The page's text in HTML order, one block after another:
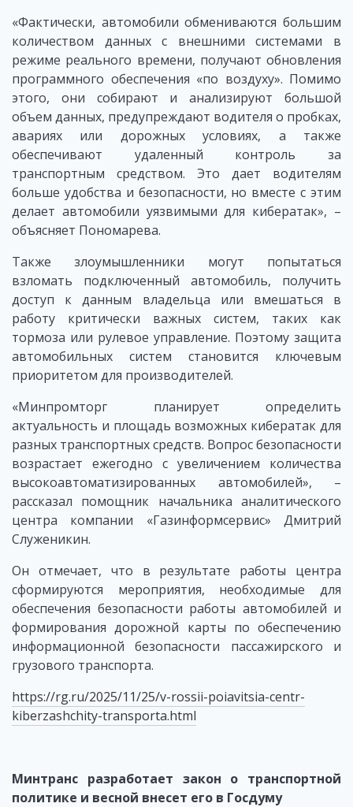
«Фактически, автомобили обмениваются большим
количеством данных с внешними системами в
режиме реального времени, получают обновления
программного обеспечения «по воздуху». Помимо
этого, они собирают и анализируют большой
объем данных, предупреждают водителя о пробках,
авариях или дорожных условиях, а также
обеспечивают удаленный контроль за
транспортным средством. Это дает водителям
больше удобства и безопасности, но вместе с этим
делает автомобили уязвимыми для кибератак», –
объясняет Пономарева.
Также злоумышленники могут попытаться
взломать подключенный автомобиль, получить
доступ к данным владельца или вмешаться в
работу критически важных систем, таких как
тормоза или рулевое управление. Поэтому защита
автомобильных систем становится ключевым
приоритетом для производителей.
«Минпромторг планирует определить
актуальность и площадь возможных кибератак для
разных транспортных средств. Вопрос безопасности
возрастает ежегодно с увеличением количества
высокоавтоматизированных автомобилей», –
рассказал помощник начальника аналитического
центра компании «Газинформсервис» Дмитрий
Служеникин.
Он отмечает, что в результате работы центра
сформируются мероприятия, необходимые для
обеспечения безопасности работы автомобилей и
формирования дорожной карты по обеспечению
информационной безопасности пассажирского и
грузового транспорта.
https://rg.ru/2025/11/25/v-rossii-poiavitsia-centr-
kiberzashchity-transporta.html
Минтранс разработает закон о транспортной
политике и весной внесет его в Госдуму